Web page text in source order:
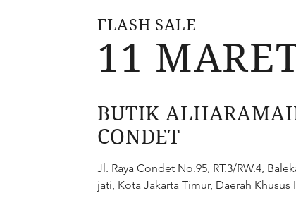
FLASH SALE
11
BUTIK
CONDET
Jl. Raya Condet No.95, RT.3/RW.4,
jati, Kota Jakarta Timur, Daerah Khusus